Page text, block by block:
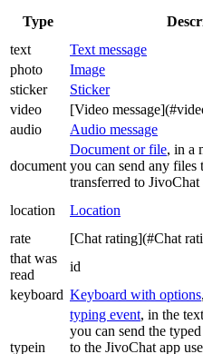
Type
text
Text message
photo
Image
sticker
Sticker
video
[Video
audio
Audio message
document
Document or file, in a
you can send any files
transferred to JivoChat
location Location
rate
[Chat rating](#Chat
that was
read
id
keyboard Keyboard with options
typein
typing event, in the
you can send the
to the JivoChat app